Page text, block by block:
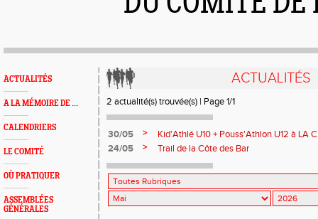
ACTUALITÉS
A LA MÉMOIRE DE ...
CALENDRIERS
LE COMITÉ
OÙ PRATIQUER
ASSEMBLÉES
GÉNÉRALES
ACTUALITÉS
2 actualité(s) trouvée(s) | Page 1/1
30/05 >
Kid'Athlé U10 + Pouss'Athlon U12 à LA
24/05
> Trail de la Côte des Bar